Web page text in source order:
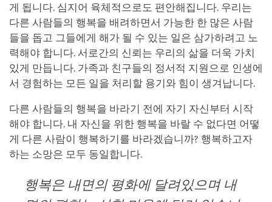
게 됩니다. 심지어 육체적으로도 편안해집니다. 우리는
다른 사람들의 행복을 배려하면서 가능한 한 많은 사람
들을 돕고 그들에게 해가 될 수 있는 일은 삼가하려고 노
력해야 합니다. 서로간의 신뢰는 우리의 삶을 더욱 가치
있게 만듭니다. 가족과 친구들의 정서적 지원으로 인생에
서 경험하는 모든 일을 처리할 용기와 힘이 생겨납니다.
다른 사람들의 행복을 바라기 전에 자기 자신부터 시작
해야 합니다. 내 자신을 위한 행복을 바랄 수 없다면 어떻
게 다른 사람이 행복하기를 바라겠습니까? 행복하고자
하는 소망은 모두 동일합니다.
행복은 내면의 평화에 달려있으며 내